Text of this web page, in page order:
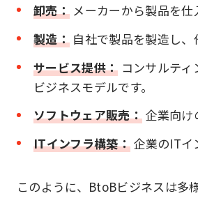
卸売： メーカーから製品を仕
製造： 自社で製品を製造し、
サービス提供： コンサルテ
ビジネスモデルです。
ソフトウェア販売： 企業向け
ITインフラ構築： 企業のITイ
このように、BtoBビジネスは多